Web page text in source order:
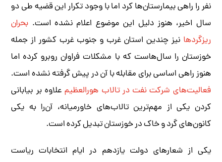
نفر را راهی بیمارستان‌ها کرد اما با وجود تکرار این قضیه طی دو
سال اخیر، هنوز دلیل این موضوع اعلام نشده است. بحران
ریزگردها نیز چندین استان غرب و جنوب غرب کشور از جمله
خوزستان را سال‌هاست که با مشکلات فراوان روبرو کرده اما
هنوز راهی اساسی برای مقابله با آن در پیش گرفته نشده است.
فعالیت‌های شرکت نفت در تالاب هورالعظیمعلاوه بر بیابانی
کردن یکی از مهم‌ترین تالاب‌های خاورمیانه، آن‌را به یکی
کانون‌های گرد و خاک در خوزستان تبدیل کرده است.
یکی از شعارهای دولت یازدهم در ایام انتخابات ریاست